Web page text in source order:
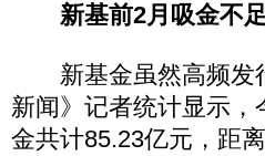
新基前2月吸金不
新基金虽然高频发
新闻》记者统计显示
金共计85.23亿元，距